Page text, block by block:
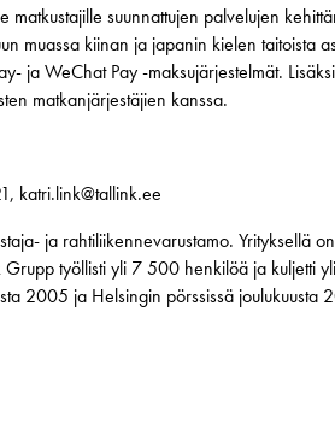
suunnattujen palvelujen
muassa kiinan ja japanin kielen taitoista
ja WeChat Pay -maksujärjestelmät.
matkanjärjestäjien kanssa.
katri.link@tallink.ee
ja rahtiliikennevarustamo. Yrityksellä
työllisti yli 7 500 henkilöä ja kuljetti
2005 ja Helsingin pörssissä joulukuusta